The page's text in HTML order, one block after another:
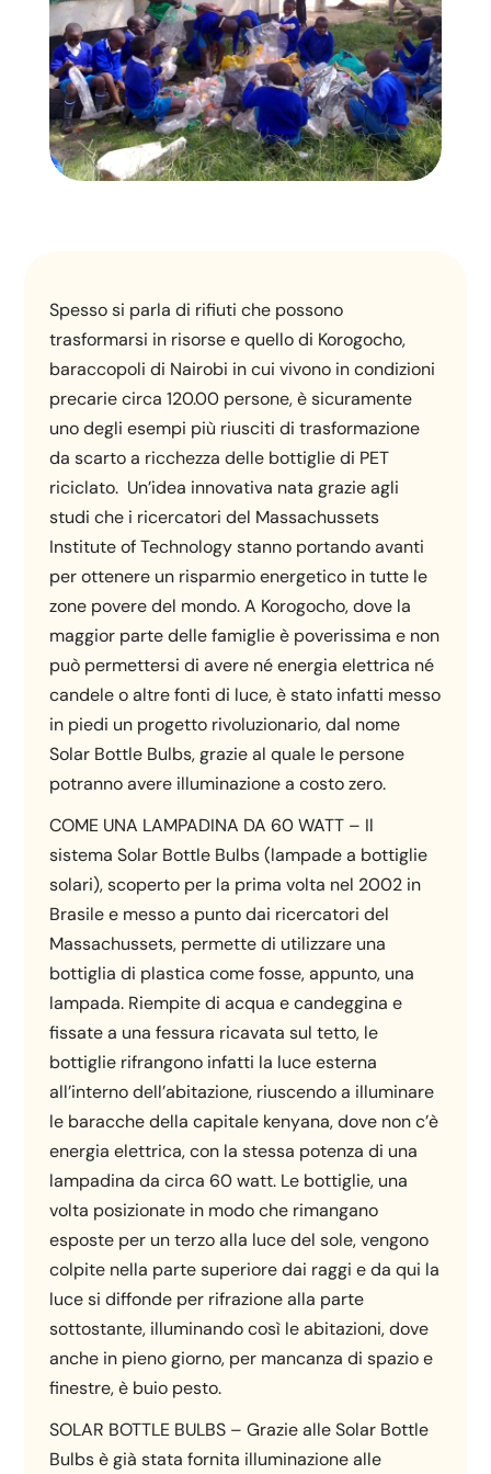
Spesso si parla di rifiuti che possono
trasformarsi in risorse e quello di Korogocho,
baraccopoli di Nairobi in cui vivono in condizioni
precarie circa 120.00 persone, è sicuramente
uno degli esempi più riusciti di trasformazione
da scarto a ricchezza delle bottiglie di PET
riciclato. Un’idea innovativa nata grazie agli
studi che i ricercatori del Massachussets
Institute of Technology stanno portando avanti
per ottenere un risparmio energetico in tutte le
zone povere del mondo. A Korogocho, dove la
maggior parte delle famiglie è poverissima e non
può permettersi di avere né energia elettrica né
candele o altre fonti di luce, è stato infatti messo
in piedi un progetto rivoluzionario, dal nome
Solar Bottle Bulbs, grazie al quale le persone
potranno avere illuminazione a costo zero.
COME UNA LAMPADINA DA 60 WATT – Il
sistema Solar Bottle Bulbs (lampade a bottiglie
solari), scoperto per la prima volta nel 2002 in
Brasile e messo a punto dai ricercatori del
Massachussets, permette di utilizzare una
bottiglia di plastica come fosse, appunto, una
lampada. Riempite di acqua e candeggina e
fissate a una fessura ricavata sul tetto, le
bottiglie rifrangono infatti la luce esterna
all’interno dell’abitazione, riuscendo a illuminare
le baracche della capitale kenyana, dove non c’è
energia elettrica, con la stessa potenza di una
lampadina da circa 60 watt. Le bottiglie, una
volta posizionate in modo che rimangano
esposte per un terzo alla luce del sole, vengono
colpite nella parte superiore dai raggi e da qui la
luce si diffonde per rifrazione alla parte
sottostante, illuminando così le abitazioni, dove
anche in pieno giorno, per mancanza di spazio e
finestre, è buio pesto.
SOLAR BOTTLE BULBS – Grazie alle Solar Bottle
Bulbs è già stata fornita illuminazione alle